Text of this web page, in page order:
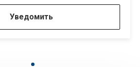
Уведомить